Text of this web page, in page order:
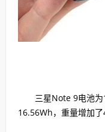
三星Note 9电池为
16.56Wh，重量增加了